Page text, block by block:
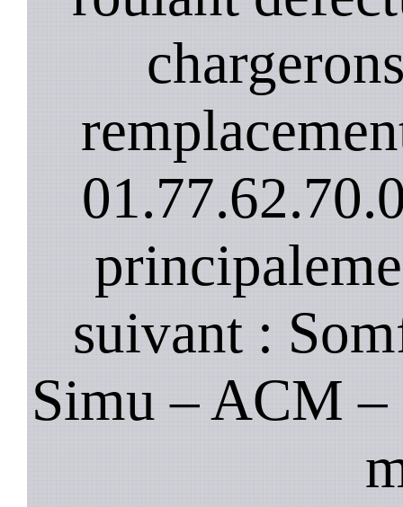
suivant :
Simu – ACM –